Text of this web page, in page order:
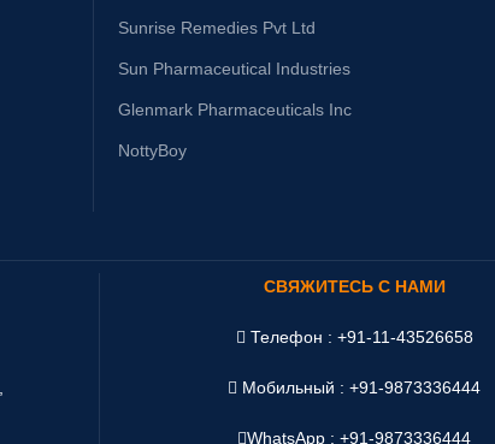
Sunrise Remedies Pvt Ltd
Sun Pharmaceutical Industries
Glenmark Pharmaceuticals Inc
NottyBoy
СВЯЖИТЕСЬ С НАМИ
Телефон : +91-11-43526658
Мобильный : +91-9873336444
WhatsApp :+91-9873336444